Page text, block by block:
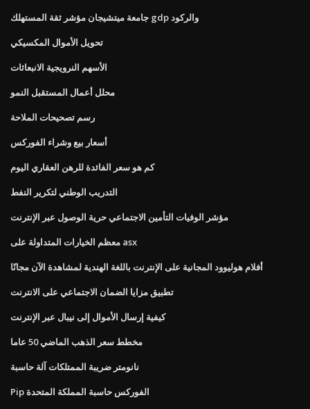
جامعة ميتشيجان مؤشر ثقة المستهلك gdp والركود
تحويل الأموال المكسيكي
الأسهم النرويجية الانبعاثات
محلل أعمال المستقبل النمو
رسم تصحيحات الملاحة
أسعار بيع وشراء الفوركس
كم هو سعر الفائدة للرهن العقاري اليوم
التدريب الوطني لتكرير النفط
مؤشر الوفيات التأمين الاجتماعي حرية الوصول عبر الإنترنت
معظم الخيارات المتداولة على asx
أفلام هوليوود المجانية على الإنترنت باللغة الهندية لمشاهدة الآن مجانًا
تطبيق مزايا الضمان الاجتماعي على الانترنت
كيفية إرسال الأموال إلى نيبال عبر الإنترنت
مخطط سعر الذهب الماضي 50 عاما
نانومتر ضريبة الممتلكات آلة حاسبة
Pip الفوركس حاسبة المملكة المتحدة